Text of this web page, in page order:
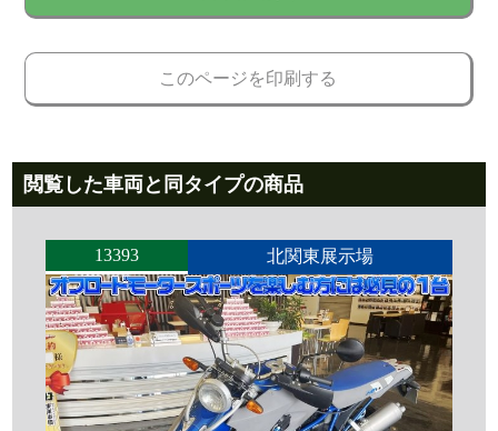
このページを印刷する
閲覧した車両と同タイプの商品
13393 北関東展示場